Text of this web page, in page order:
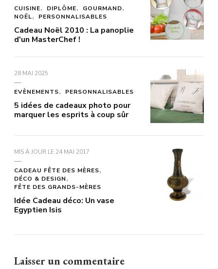
CUISINE DIPLÔME
GOURMAND
NOËL
PERSONNALISABLES
Cadeau Noël 2010 : La panoplie
d'un MasterChef !
28 MAI 2025
EVÈNEMENTS PERSONNALISABLES
5 idées de cadeaux photo pour
marquer les esprits à coup sûr
MIS À JOUR LE 24 MAI 2017
CADEAU FÊTE DES MÈRES
DÉCO & DESIGN
FÊTE DES GRANDS-MÈRES
Idée Cadeau déco: Un vase
Egyptien Isis
Laisser un commentaire